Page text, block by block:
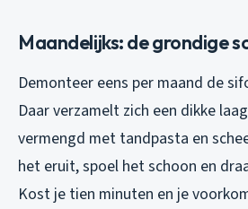
Maandelijks: de grondige
Demonteer eens per maand de
Daar verzamelt zich een dikke
vermengd met tandpasta en
het eruit, spoel het schoon en
Kost je tien minuten en je